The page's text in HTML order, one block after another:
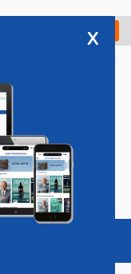
Check in
Vacatures
x